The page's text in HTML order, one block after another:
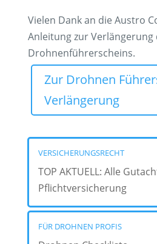
Vielen Dank an die Austro
Anleitung zur Verlängerung
Drohnenführerscheins.
Zur Drohnen
Verlängerung
VERSICHERUNGSRECHT
TOP AKTUELL: Alle
Pflichtversicherung
FÜR DROHNEN PROFIS